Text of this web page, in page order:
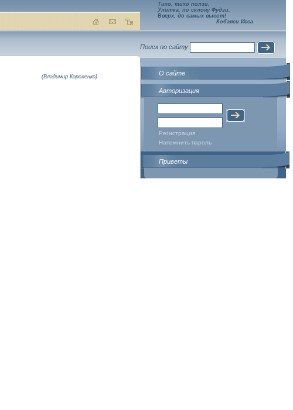
(Владимир Короленко)
Тихо, тихо ползи,
Улитка, по склону Фудзи,
Вверх, до самых высот!
Кобаяси Исса
Поиск по сайту
О сайте
Авторизация
Регистрация
Напомнить пароль
Приветы